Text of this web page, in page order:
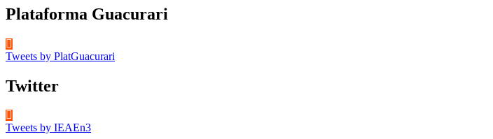
Plataforma Guacurari
Tweets by PlatGuacurari
Twitter
Tweets by IEAEn3